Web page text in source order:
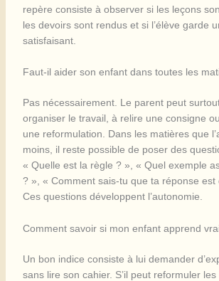
repère consiste à observer si les leçons
les devoirs sont rendus et si l’élève garde
satisfaisant.
Faut-il aider son enfant dans toutes les
Pas nécessairement. Le parent peut
organiser le travail, à relire une consigne
une reformulation. Dans les matières que
moins, il reste possible de poser des
« Quelle est la règle ? », « Quel exemple
? », « Comment sais-tu que ta réponse est
Ces questions développent l’autonomie.
Comment savoir si mon enfant apprend
Un bon indice consiste à lui demander
sans lire son cahier. S’il peut reformuler les